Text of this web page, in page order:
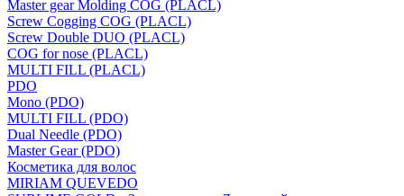
Master gear Molding COG (PLACL)
Screw Cogging COG (PLACL)
Screw Double DUO (PLACL)
COG for nose (PLACL)
MULTI FILL (PLACL)
PDO
Mono (PDO)
MULTI FILL (PDO)
Dual Needle (PDO)
Master Gear (PDO)
Косметика для волос
MIRIAM QUEVEDO